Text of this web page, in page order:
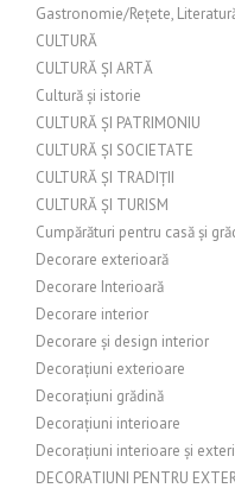
Gastronomie/Rețete,
CULTURĂ
CULTURĂ ȘI ARTĂ
Cultură și istorie
CULTURĂ ȘI PATRIMONIU
CULTURĂ ȘI SOCIETATE
CULTURĂ ȘI TRADIȚII
CULTURĂ ȘI TURISM
Cumpărături pentru casă și
Decorare exterioară
Decorare Interioară
Decorare interior
Decorare și design interior
Decorațiuni exterioare
Decorațiuni grădină
Decorațiuni interioare
Decorațiuni interioare și
DECORATIUNI PENTRU